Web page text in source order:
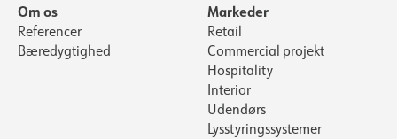
Om os
Referencer
Bæredygtighed
Markeder
Retail
Commercial projekt
Hospitality
Interior
Udendørs
Lysstyringssystemer